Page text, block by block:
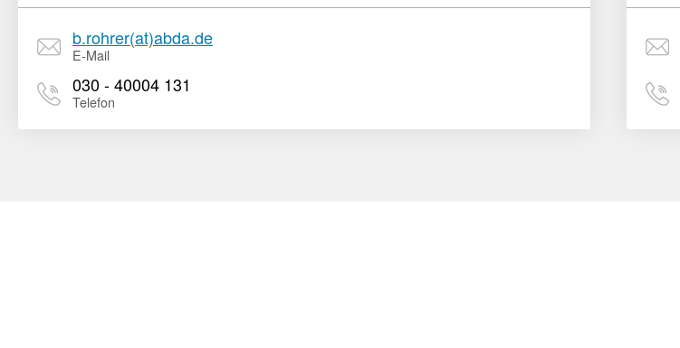
b.rohrer(at)abda.de
E-Mail
030 - 40004 131
Telefon